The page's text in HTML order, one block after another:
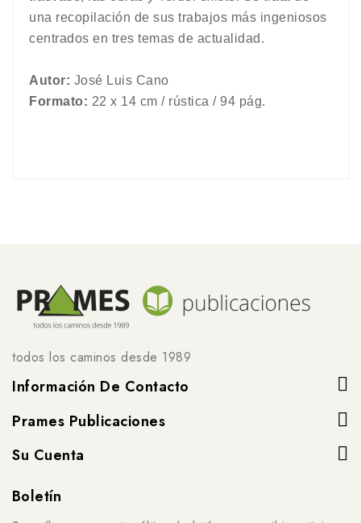
una recopilación de sus trabajos más ingeniosos
centrados en tres temas de actualidad.
Autor: José Luis Cano
Formato: 22 x 14 cm / rústica / 94 pág.
todos los caminos desde 1989
Información De Contacto
Prames Publicaciones
Su Cuenta
Boletín